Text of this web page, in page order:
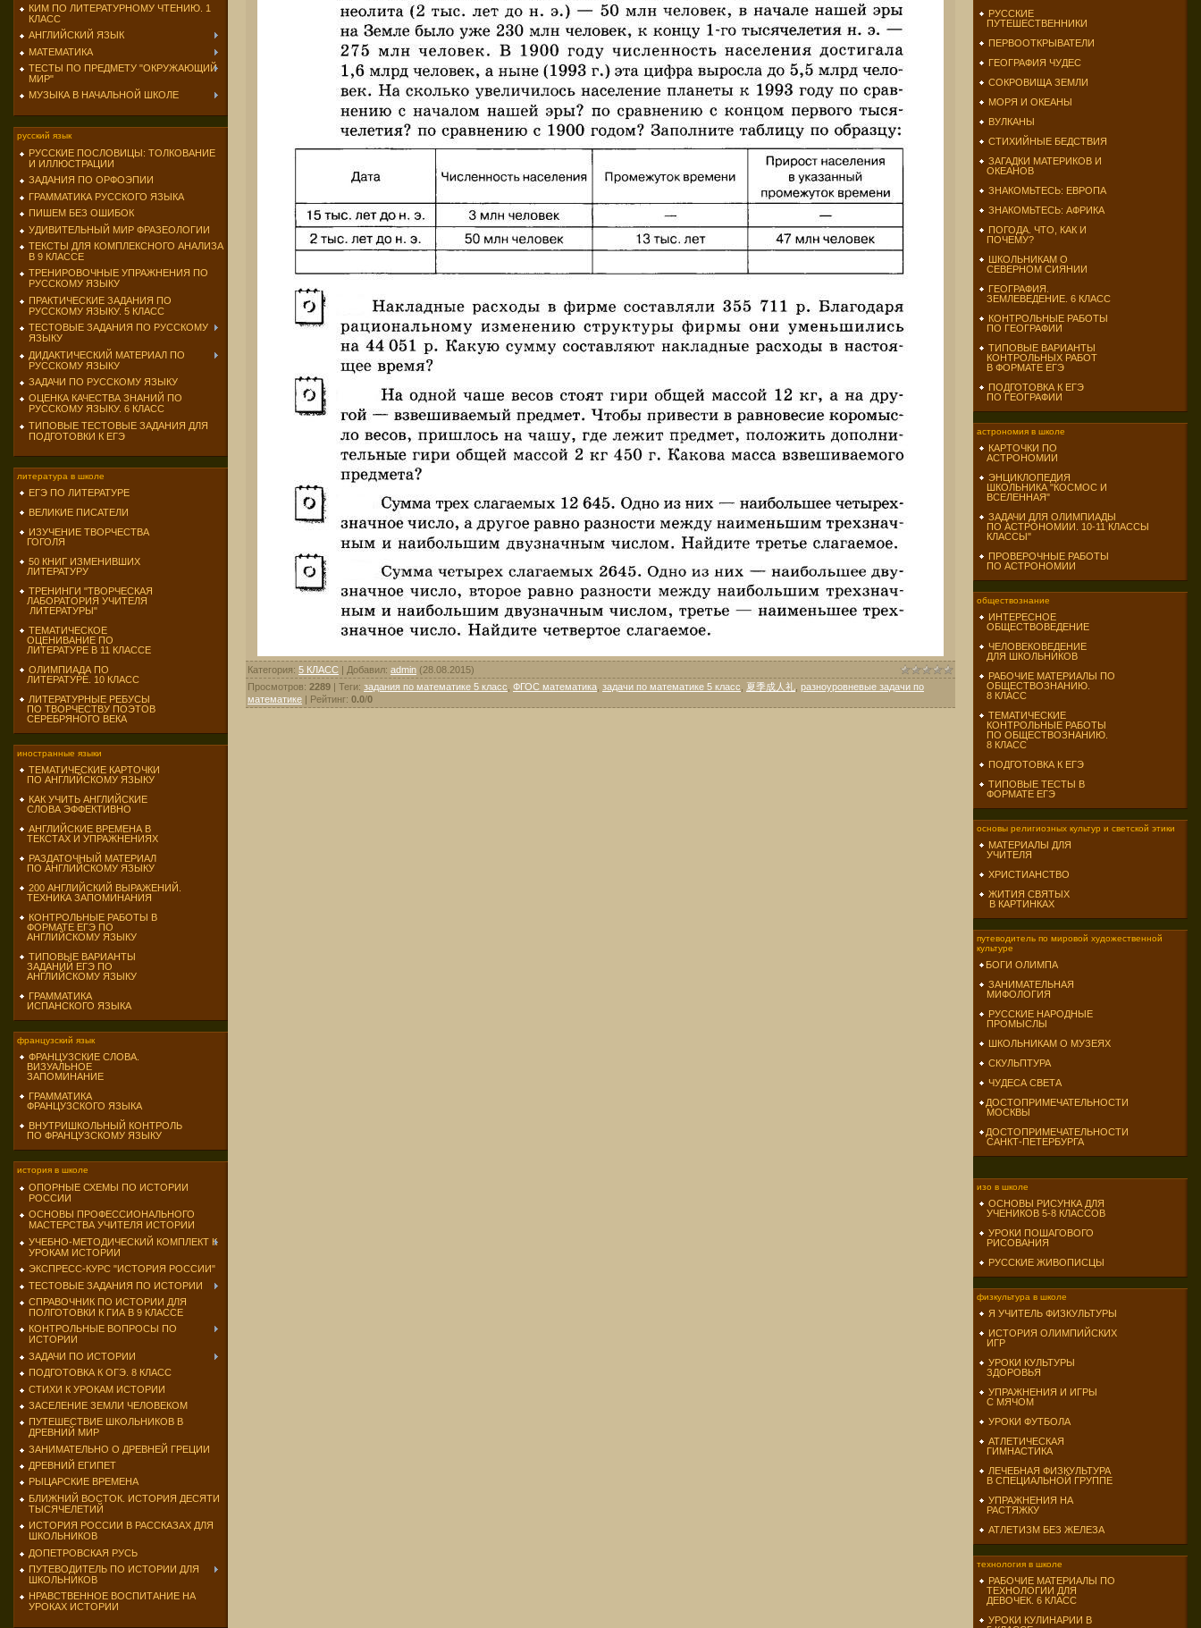
КИМ ПО ЛИТЕРАТУРНОМУ ЧТЕНИЮ. 1
КЛАСС
АНГЛИЙСКИЙ ЯЗЫК
МАТЕМАТИКА
ТЕСТЫ ПО ПРЕДМЕТУ "ОКРУЖАЮЩИЙ
МИР"
МУЗЫКА В НАЧАЛЬНОЙ ШКОЛЕ
русский язык
РУССКИЕ ПОСЛОВИЦЫ: ТОЛКОВАНИЕ
И ИЛЛЮСТРАЦИИ
ЗАДАНИЯ ПО ОРФОЭПИИ
ГРАММАТИКА РУССКОГО ЯЗЫКА
ПИШЕМ БЕЗ ОШИБОК
УДИВИТЕЛЬНЫЙ МИР ФРАЗЕОЛОГИИ
ТЕКСТЫ ДЛЯ КОМПЛЕКСНОГО АНАЛИЗА
В 9 КЛАССЕ
ТРЕНИРОВОЧНЫЕ УПРАЖНЕНИЯ ПО
РУССКОМУ ЯЗЫКУ
ПРАКТИЧЕСКИЕ ЗАДАНИЯ ПО
РУССКОМУ ЯЗЫКУ. 5 КЛАСС
ТЕСТОВЫЕ ЗАДАНИЯ ПО РУССКОМУ
ЯЗЫКУ
ДИДАКТИЧЕСКИЙ МАТЕРИАЛ ПО
РУССКОМУ ЯЗЫКУ
ЗАДАЧИ ПО РУССКОМУ ЯЗЫКУ
ОЦЕНКА КАЧЕСТВА ЗНАНИЙ ПО
РУССКОМУ ЯЗЫКУ. 6 КЛАСС
ТИПОВЫЕ ТЕСТОВЫЕ ЗАДАНИЯ ДЛЯ
ПОДГОТОВКИ К ЕГЭ
литература в школе
ЕГЭ ПО ЛИТЕРАТУРЕ
ВЕЛИКИЕ ПИСАТЕЛИ
ИЗУЧЕНИЕ ТВОРЧЕСТВА
ГОГОЛЯ
50 КНИГ ИЗМЕНИВШИХ
ЛИТЕРАТУРУ
ТРЕНИНГИ "ТВОРЧЕСКАЯ
ЛАБОРАТОРИЯ УЧИТЕЛЯ
ЛИТЕРАТУРЫ"
ТЕМАТИЧЕСКОЕ
ОЦЕНИВАНИЕ ПО
ЛИТЕРАТУРЕ В 11 КЛАССЕ
ОЛИМПИАДА ПО
ЛИТЕРАТУРЕ. 10 КЛАСС
ЛИТЕРАТУРНЫЕ РЕБУСЫ
ПО ТВОРЧЕСТВУ ПОЭТОВ
СЕРЕБРЯНОГО ВЕКА
иностранные языки
ТЕМАТИЧЕСКИЕ КАРТОЧКИ
ПО АНГЛИЙСКОМУ ЯЗЫКУ
КАК УЧИТЬ АНГЛИЙСКИЕ
СЛОВА ЭФФЕКТИВНО
АНГЛИЙСКИЕ ВРЕМЕНА В
ТЕКСТАХ И УПРАЖНЕНИЯХ
РАЗДАТОЧНЫЙ МАТЕРИАЛ
ПО АНГЛИЙСКОМУ ЯЗЫКУ
200 АНГЛИЙСКИЙ ВЫРАЖЕНИЙ.
ТЕХНИКА ЗАПОМИНАНИЯ
КОНТРОЛЬНЫЕ РАБОТЫ В
ФОРМАТЕ ЕГЭ ПО
АНГЛИЙСКОМУ ЯЗЫКУ
ТИПОВЫЕ ВАРИАНТЫ
ЗАДАНИЙ ЕГЭ ПО
АНГЛИЙСКОМУ ЯЗЫКУ
ГРАММАТИКА
ИСПАНСКОГО ЯЗЫКА
французский язык
ФРАНЦУЗСКИЕ СЛОВА.
ВИЗУАЛЬНОЕ
ЗАПОМИНАНИЕ
ГРАММАТИКА
ФРАНЦУЗСКОГО ЯЗЫКА
ВНУТРИШКОЛЬНЫЙ КОНТРОЛЬ
ПО ФРАНЦУЗСКОМУ ЯЗЫКУ
история в школе
ОПОРНЫЕ СХЕМЫ ПО ИСТОРИИ
РОССИИ
ОСНОВЫ ПРОФЕССИОНАЛЬНОГО
МАСТЕРСТВА УЧИТЕЛЯ ИСТОРИИ
УЧЕБНО-МЕТОДИЧЕСКИЙ КОМПЛЕКТ К
УРОКАМ ИСТОРИИ
ЭКСПРЕСС-КУРС "ИСТОРИЯ РОССИИ"
ТЕСТОВЫЕ ЗАДАНИЯ ПО ИСТОРИИ
СПРАВОЧНИК ПО ИСТОРИИ ДЛЯ
ПОЛГОТОВКИ К ГИА В 9 КЛАССЕ
КОНТРОЛЬНЫЕ ВОПРОСЫ ПО
ИСТОРИИ
ЗАДАЧИ ПО ИСТОРИИ
ПОДГОТОВКА К ОГЭ. 8 КЛАСС
СТИХИ К УРОКАМ ИСТОРИИ
ЗАСЕЛЕНИЕ ЗЕМЛИ ЧЕЛОВЕКОМ
ПУТЕШЕСТВИЕ ШКОЛЬНИКОВ В
ДРЕВНИЙ МИР
ЗАНИМАТЕЛЬНО О ДРЕВНЕЙ ГРЕЦИИ
ДРЕВНИЙ ЕГИПЕТ
РЫЦАРСКИЕ ВРЕМЕНА
БЛИЖНИЙ ВОСТОК. ИСТОРИЯ ДЕСЯТИ
ТЫСЯЧЕЛЕТИЙ
ИСТОРИЯ РОССИИ В РАССКАЗАХ ДЛЯ
ШКОЛЬНИКОВ
ДОПЕТРОВСКАЯ РУСЬ
ПУТЕВОДИТЕЛЬ ПО ИСТОРИИ ДЛЯ
ШКОЛЬНИКОВ
НРАВСТВЕННОЕ ВОСПИТАНИЕ НА
УРОКАХ ИСТОРИИ
Категория: 5 КЛАСС | Добавил: admin (28.08.2015)
Просмотров: 2289 | Теги: задания по математике 5 класс ФГОС математика задачи по математике 5 класс 夏季成人礼 разноуровневые задачи по
математике | Рейтинг: 0.0/0
РУССКИЕ
ПУТЕШЕСТВЕННИКИ
ПЕРВООТКРЫВАТЕЛИ
ГЕОГРАФИЯ ЧУДЕС
СОКРОВИЩА ЗЕМЛИ
МОРЯ И ОКЕАНЫ
ВУЛКАНЫ
СТИХИЙНЫЕ БЕДСТВИЯ
ЗАГАДКИ МАТЕРИКОВ И
ОКЕАНОВ
ЗНАКОМЬТЕСЬ: ЕВРОПА
ЗНАКОМЬТЕСЬ: АФРИКА
ПОГОДА. ЧТО, КАК И
ПОЧЕМУ?
ШКОЛЬНИКАМ О
СЕВЕРНОМ СИЯНИИ
ГЕОГРАФИЯ.
ЗЕМЛЕВЕДЕНИЕ. 6 КЛАСС
КОНТРОЛЬНЫЕ РАБОТЫ
ПО ГЕОГРАФИИ
ТИПОВЫЕ ВАРИАНТЫ
КОНТРОЛЬНЫХ РАБОТ
В ФОРМАТЕ ЕГЭ
ПОДГОТОВКА К ЕГЭ
ПО ГЕОГРАФИИ
астрономия в школе
КАРТОЧКИ ПО
АСТРОНОМИИ
ЭНЦИКЛОПЕДИЯ
ШКОЛЬНИКА "КОСМОС И
ВСЕЛЕННАЯ"
ЗАДАЧИ ДЛЯ ОЛИМПИАДЫ
ПО АСТРОНОМИИ. 10-11 КЛАССЫ
КЛАССЫ"
ПРОВЕРОЧНЫЕ РАБОТЫ
ПО АСТРОНОМИИ
обществознание
ИНТЕРЕСНОЕ
ОБЩЕСТВОВЕДЕНИЕ
ЧЕЛОВЕКОВЕДЕНИЕ
ДЛЯ ШКОЛЬНИКОВ
РАБОЧИЕ МАТЕРИАЛЫ ПО
ОБЩЕСТВОЗНАНИЮ.
8 КЛАСС
ТЕМАТИЧЕСКИЕ
КОНТРОЛЬНЫЕ РАБОТЫ
ПО ОБЩЕСТВОЗНАНИЮ.
8 КЛАСС
ПОДГОТОВКА К ЕГЭ
ТИПОВЫЕ ТЕСТЫ В
ФОРМАТЕ ЕГЭ
основы религиозных культур и светской этики
МАТЕРИАЛЫ ДЛЯ
УЧИТЕЛЯ
ХРИСТИАНСТВО
ЖИТИЯ СВЯТЫХ
В КАРТИНКАХ
путеводитель по мировой художественной
культуре
БОГИ ОЛИМПА
ЗАНИМАТЕЛЬНАЯ
МИФОЛОГИЯ
РУССКИЕ НАРОДНЫЕ
ПРОМЫСЛЫ
ШКОЛЬНИКАМ О МУЗЕЯХ
СКУЛЬПТУРА
ЧУДЕСА СВЕТА
ДОСТОПРИМЕЧАТЕЛЬНОСТИ
МОСКВЫ
ДОСТОПРИМЕЧАТЕЛЬНОСТИ
САНКТ-ПЕТЕРБУРГА
изо в школе
ОСНОВЫ РИСУНКА ДЛЯ
УЧЕНИКОВ 5-8 КЛАССОВ
УРОКИ ПОШАГОВОГО
РИСОВАНИЯ
РУССКИЕ ЖИВОПИСЦЫ
физкультура в школе
Я УЧИТЕЛЬ ФИЗКУЛЬТУРЫ
ИСТОРИЯ ОЛИМПИЙСКИХ
ИГР
УРОКИ КУЛЬТУРЫ
ЗДОРОВЬЯ
УПРАЖНЕНИЯ И ИГРЫ
С МЯЧОМ
УРОКИ ФУТБОЛА
АТЛЕТИЧЕСКАЯ
ГИМНАСТИКА
ЛЕЧЕБНАЯ ФИЗКУЛЬТУРА
В СПЕЦИАЛЬНОЙ ГРУППЕ
УПРАЖНЕНИЯ НА
РАСТЯЖКУ
АТЛЕТИЗМ БЕЗ ЖЕЛЕЗА
технология в школе
РАБОЧИЕ МАТЕРИАЛЫ ПО
ТЕХНОЛОГИИ ДЛЯ
ДЕВОЧЕК. 6 КЛАСС
УРОКИ КУЛИНАРИИ В